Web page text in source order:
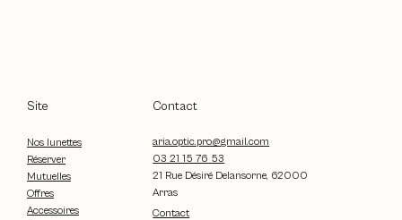
Site
Nos lunettes
Réserver
Mutuelles
Offres
Accessoires
Contact
Contact
aria.optic.pro@gmail.com
03 21 15 76 53
21 Rue Désiré Delansorne, 62000
Arras